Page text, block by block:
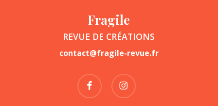
Fragile
REVUE DE CRÉATIONS
contact@fragile-revue.fr
facebook instagram